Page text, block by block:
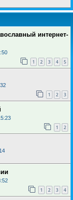
интернет-
1 2 3 4 5
1 2 3
1 2
1 2 3 4